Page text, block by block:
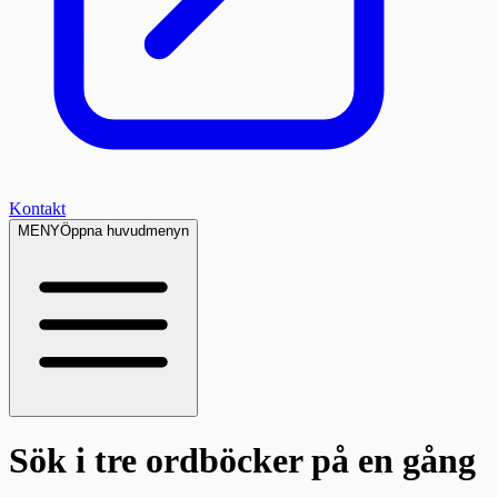
Kontakt
MENYÖppna huvudmenyn
Sök i tre ordböckerpå en gång